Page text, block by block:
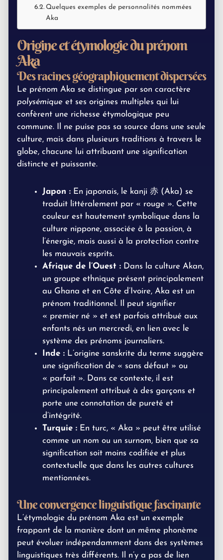
Quelques exemples de personnalités nommées
Aka
Origine et étymologie du prénom
Aka
Des racines géographiquement dispersées
Le prénom Aka se distingue par son caractère
polysémique et ses origines multiples qui lui
confèrent une richesse étymologique peu
commune. Il ne puise pas sa source dans une seule
culture, mais dans plusieurs traditions à travers le
globe, chacune lui attribuant une signification
distincte et puissante.
Japon : En japonais, le kanji 赤 (Aka) se
traduit littéralement par « rouge ». Cette
couleur est hautement symbolique dans la
culture nippone, associée à la passion, à
l’énergie, mais aussi à la protection contre
les mauvais esprits.
Afrique de l’Ouest : Dans la culture Akan,
un groupe ethnique présent principalement
au Ghana et en Côte d’Ivoire, Aka est un
prénom traditionnel. Il peut signifier
« premier né » et est parfois attribué aux
enfants nés un mercredi, en lien avec le
système des prénoms journaliers.
Inde : L’origine sanskrite du terme suggère
une signification de « sans défaut » ou
« parfait ». Dans ce contexte, il est
principalement attribué à des garçons et
porte une connotation de pureté et
d’intégrité.
Turquie : En turc, « Aka » peut être utilisé
comme un nom ou un surnom, bien que sa
signification soit moins codifiée et plus
contextuelle que dans les autres cultures
mentionnées.
Une convergence linguistique fascinante
L’étymologie du prénom Aka est un exemple
frappant de la manière dont un même phonème
peut évoluer indépendamment dans des systèmes
linguistiques très différents. Il n’y a pas de lien